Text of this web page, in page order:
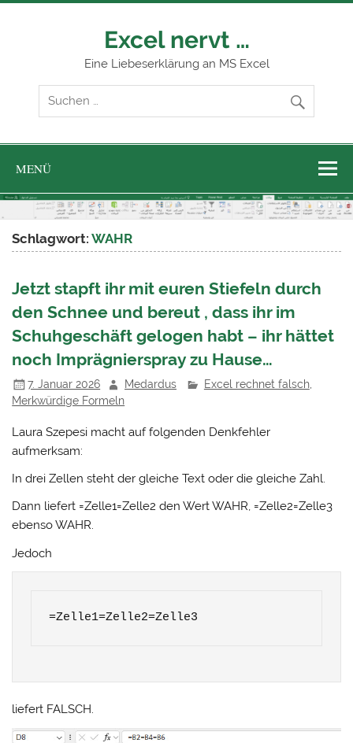
Zum
Excel nervt …
Eine Liebeserklärung an MS Excel
MENÜ
Schlagwort:WAHR
Jetzt stapft ihr mit euren Stiefeln durch
den Schnee und bereut , dass ihr im
Schuhgeschäft gelogen habt – ihr hättet
noch Imprägnierspray zu Hause…
7. Januar 2026 Medardus Excel rechnet falsch,
Merkwürdige Formeln
Laura Szepesi macht auf folgenden Denkfehler
aufmerksam:
In drei Zellen steht der gleiche Text oder die gleiche Zahl.
Dann liefert =Zelle1=Zelle2 den Wert WAHR, =Zelle2=Zelle3
ebenso WAHR.
Jedoch
=Zelle1=Zelle2=Zelle3
liefert FALSCH.